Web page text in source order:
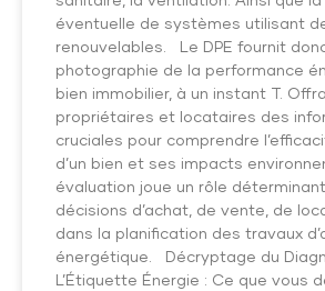
éventuelle de systèmes utilisant
renouvelables. Le DPE fournit
photographie de la performance
bien immobilier, à un instant T.
propriétaires et locataires des
cruciales pour comprendre
d’un bien et ses impacts
évaluation joue un rôle
décisions d’achat, de vente, de
dans la planification des travaux
énergétique. Décryptage du
L’Étiquette Énergie : Ce que vous